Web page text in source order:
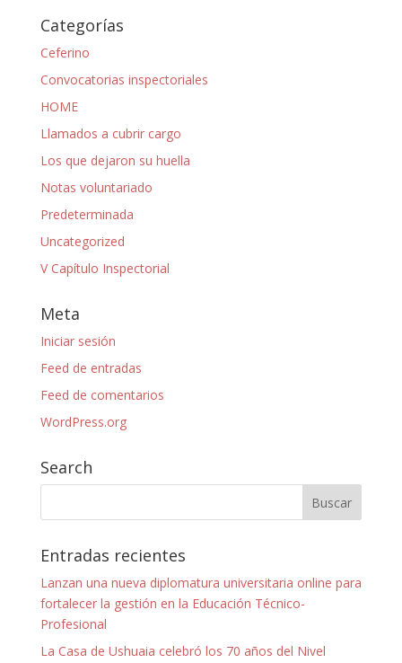
Categorías
Ceferino
Convocatorias inspectoriales
HOME
Llamados a cubrir cargo
Los que dejaron su huella
Notas voluntariado
Predeterminada
Uncategorized
V Capítulo Inspectorial
Meta
Iniciar sesión
Feed de entradas
Feed de comentarios
WordPress.org
Search
Entradas recientes
Lanzan una nueva diplomatura universitaria online para
fortalecer la gestión en la Educación Técnico-
Profesional
La Casa de Ushuaia celebró los 70 años del Nivel